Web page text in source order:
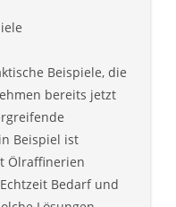
Beispiele, die
bereits jetzt
Beispiel ist
Ölraffinerien
Bedarf und